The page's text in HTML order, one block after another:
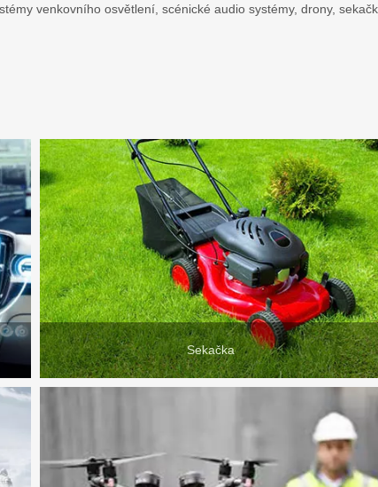
venkovního osvětlení, scénické audio systémy, drony,
Sekačka